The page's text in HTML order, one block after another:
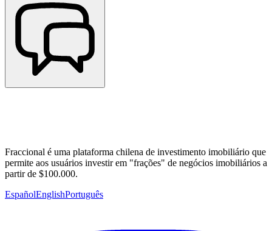
Fraccional é uma plataforma chilena de investimento imobiliário que
permite aos usuários investir em "frações" de negócios imobiliários a
partir de $100.000.
EspañolEnglishPortuguês